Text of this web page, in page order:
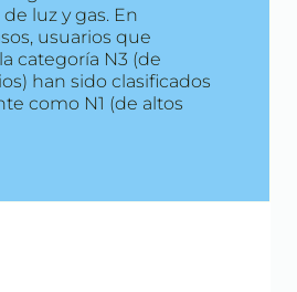
luz y gas. En
usuarios que
categoría N3 (de
han sido clasificados
como N1 (de altos